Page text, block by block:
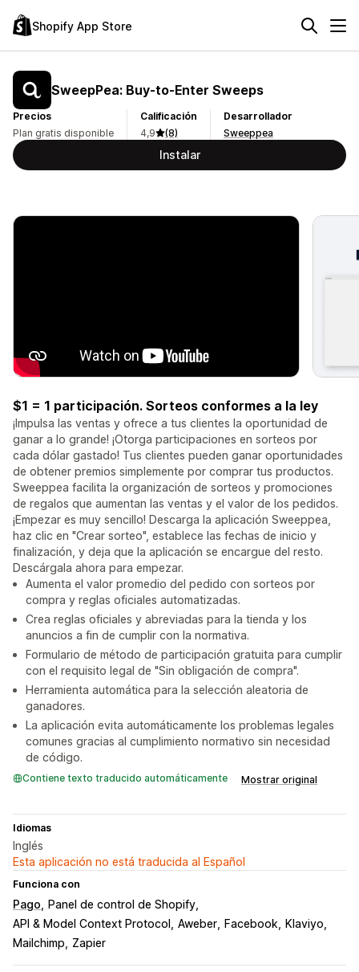
Shopify App Store
SweepPea: Buy‑to‑Enter Sweeps
Precios
Plan gratis disponible
Calificación
4,9
(8)
Desarrollador
Sweeppea
Instalar
$1 = 1 participación. Sorteos conformes a la ley
¡Impulsa las ventas y ofrece a tus clientes la oportunidad de
ganar a lo grande! ¡Otorga participaciones en sorteos por
cada dólar gastado! Tus clientes pueden ganar oportunidades
de obtener premios simplemente por comprar tus productos.
Sweeppea facilita la organización de sorteos y promociones
de regalos que aumentan las ventas y el valor de los pedidos.
¡Empezar es muy sencillo! Descarga la aplicación Sweeppea,
haz clic en "Crear sorteo", establece las fechas de inicio y
finalización, y deja que la aplicación se encargue del resto.
Descárgala ahora para empezar.
Aumenta el valor promedio del pedido con sorteos por
compra y reglas oficiales automatizadas.
Crea reglas oficiales y abreviadas para la tienda y los
anuncios a fin de cumplir con la normativa.
Formulario de método de participación gratuita para cumplir
con el requisito legal de "Sin obligación de compra".
Herramienta automática para la selección aleatoria de
ganadores.
La aplicación evita automáticamente los problemas legales
comunes gracias al cumplimiento normativo sin necesidad
de código.
Contiene texto traducido automáticamente Mostrar original
Idiomas
Inglés
Esta aplicación no está traducida al Español
Funciona con
Pago
Panel de control de Shopify
API & Model Context Protocol
Aweber Facebook
Klaviyo
Mailchimp
Zapier